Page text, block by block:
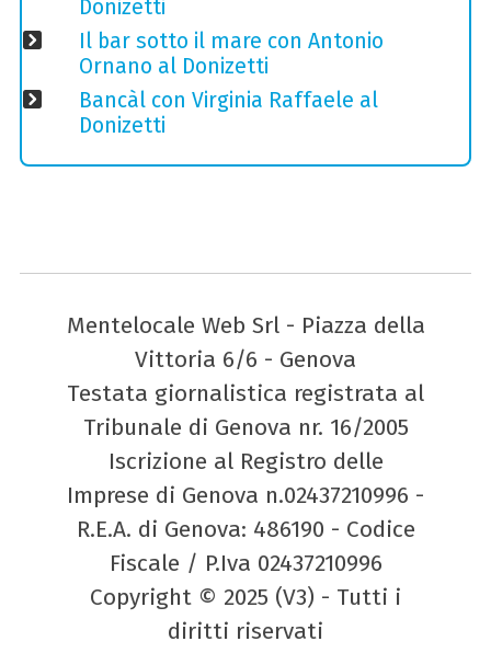
Donizetti
Il bar sotto il mare con Antonio
Ornano al Donizetti
Bancàl con Virginia Raffaele al
Donizetti
Mentelocale Web Srl - Piazza della
Vittoria 6/6 - Genova
Testata giornalistica registrata al
Tribunale di Genova nr. 16/2005
Iscrizione al Registro delle
Imprese di Genova n.02437210996 -
R.E.A. di Genova: 486190 - Codice
Fiscale / P.Iva 02437210996
Copyright © 2025 (V3) - Tutti i
diritti riservati